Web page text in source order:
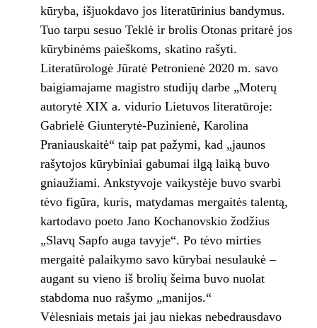
kūryba, išjuokdavo jos literatūrinius bandymus.
Tuo tarpu sesuo Teklė ir brolis Otonas pritarė jos
kūrybinėms paieškoms, skatino rašyti.
Literatūrologė Jūratė Petronienė 2020 m. savo
baigiamajame magistro studijų darbe „Moterų
autorytė XIX a. vidurio Lietuvos literatūroje:
Gabrielė Giunterytė-Puzinienė, Karolina
Praniauskaitė“ taip pat pažymi, kad „jaunos
rašytojos kūrybiniai gabumai ilgą laiką buvo
gniaužiami. Ankstyvoje vaikystėje buvo svarbi
tėvo figūra, kuris, matydamas mergaitės talentą,
kartodavo poeto Jano Kochanovskio žodžius
„Slavų Sapfo auga tavyje“. Po tėvo mirties
mergaitė palaikymo savo kūrybai nesulaukė –
augant su vieno iš brolių šeima buvo nuolat
stabdoma nuo rašymo „manijos.“
Vėlesniais metais jai jau niekas nebedrausdavo